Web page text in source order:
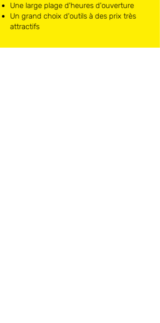
Une large plage d'heures d'ouverture
Un grand choix d'outils à des prix très
attractifs